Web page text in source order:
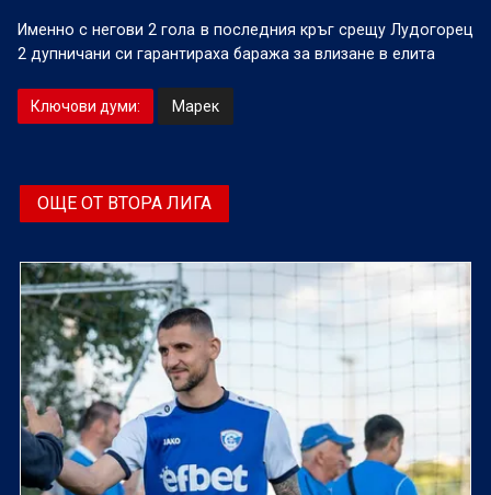
Именно с негови 2 гола в последния кръг срещу Лудогорец
2 дупничани си гарантираха баража за влизане в елита
Ключови думи: Марек
ОЩЕ ОТ ВТОРА ЛИГА